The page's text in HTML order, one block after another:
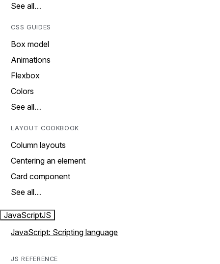
See all…
CSS GUIDES
Box model
Animations
Flexbox
Colors
See all…
LAYOUT COOKBOOK
Column layouts
Centering an element
Card component
See all…
JavaScriptJS
JavaScript: Scripting language
JS REFERENCE